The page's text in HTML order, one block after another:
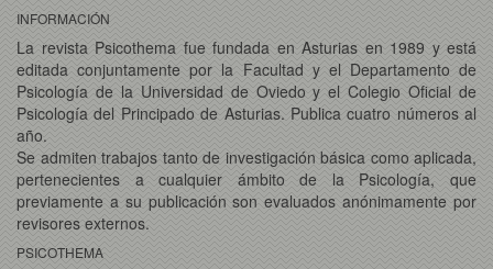
INFORMACIÓN
La revista Psicothema fue fundada en Asturias en 1989 y está
editada conjuntamente por la Facultad y el Departamento de
Psicología de la Universidad de Oviedo y el Colegio Oficial de
Psicología del Principado de Asturias. Publica cuatro números al
año.
Se admiten trabajos tanto de investigación básica como aplicada,
pertenecientes a cualquier ámbito de la Psicología, que
previamente a su publicación son evaluados anónimamente por
revisores externos.
PSICOTHEMA